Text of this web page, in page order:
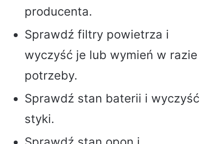
producenta.
Sprawdź filtry powietrza i
wyczyść je lub wymień w razie
potrzeby.
Sprawdź stan baterii i wyczyść
styki.